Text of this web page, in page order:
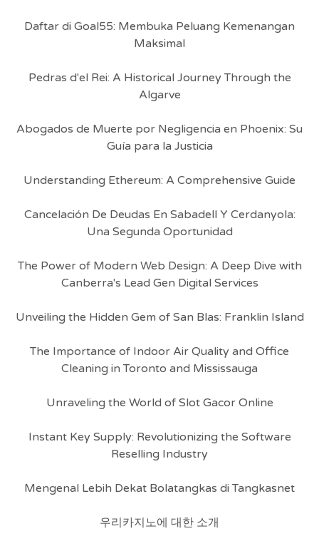
Daftar di Goal55: Membuka Peluang Kemenangan
Maksimal
Pedras d'el Rei: A Historical Journey Through the
Algarve
Abogados de Muerte por Negligencia en Phoenix: Su
Guía para la Justicia
Understanding Ethereum: A Comprehensive Guide
Cancelación De Deudas En Sabadell Y Cerdanyola:
Una Segunda Oportunidad
The Power of Modern Web Design: A Deep Dive with
Canberra's Lead Gen Digital Services
Unveiling the Hidden Gem of San Blas: Franklin Island
The Importance of Indoor Air Quality and Office
Cleaning in Toronto and Mississauga
Unraveling the World of Slot Gacor Online
Instant Key Supply: Revolutionizing the Software
Reselling Industry
Mengenal Lebih Dekat Bolatangkas di Tangkasnet
우리카지노에 대한 소개